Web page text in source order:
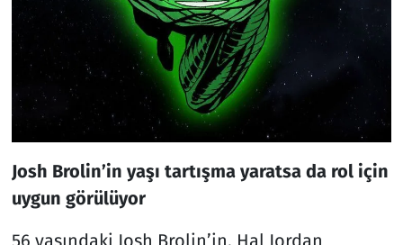
Josh Brolin’in yaşı tartışma yaratsa da rol için
uygun görülüyor
56 yaşındaki Josh Brolin’in, Hal Jordan